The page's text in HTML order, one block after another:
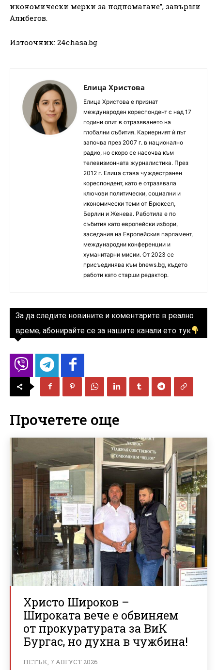
икономически мерки за подпомагане”, завърши
Алибегов.
Изтоочник: 24chasa.bg
Елица Христова
Елица Христова е признат
международен кореспондент с над 17
години опит в отразяването на
глобални събития. Кариерният ѝ път
започва през 2007 г. в национално
радио, но скоро се насочва към
телевизионната журналистика. През
2012 г. Елица става чуждестранен
кореспондент, като е отразявала
ключови политически, социални и
икономически теми от Брюксел,
Берлин и Женева. Работила е по
събития като европейски избори,
заседания на Европейския парламент,
международни конференции и
хуманитарни мисии. От 2023 се
присъединява към bnews.bg, където
работи като старши редактор.
За да следите новините и коментарите в реално
време, абонирайте се за нашите канали ето тук
Прочетете още
Христо Широков –
Широката вече е обвиняем
от прокуратурата за ВиК
Бургас, но духна в чужбина!
ПЕТЪК, 7 АВГУСТ 2026